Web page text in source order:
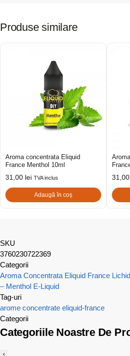
Produse similare
Aroma concentrata Eliquid
France Menthol 10ml
31,00 lei TVA inclus
Adaugă în coș
31,00
SKU
3760230722369
Categorii
Aroma Concentrata Eliquid France
– Menthol E-Liquid
Tag-uri
arome concentrate eliquid-france
Categorii
Categoriile Noastre De
‹